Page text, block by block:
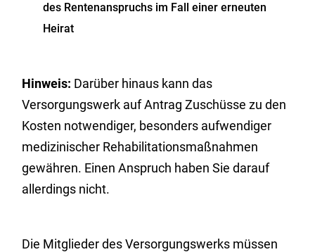
des Rentenanspruchs im Fall einer erneuten
Heirat
Hinweis: Darüber hinaus kann das
Versorgungswerk auf Antrag Zuschüsse zu den
Kosten notwendiger, besonders aufwendiger
medizinischer Rehabilitationsmaßnahmen
gewähren. Einen Anspruch haben Sie darauf
allerdings nicht.
Die Mitglieder des Versorgungswerks müssen